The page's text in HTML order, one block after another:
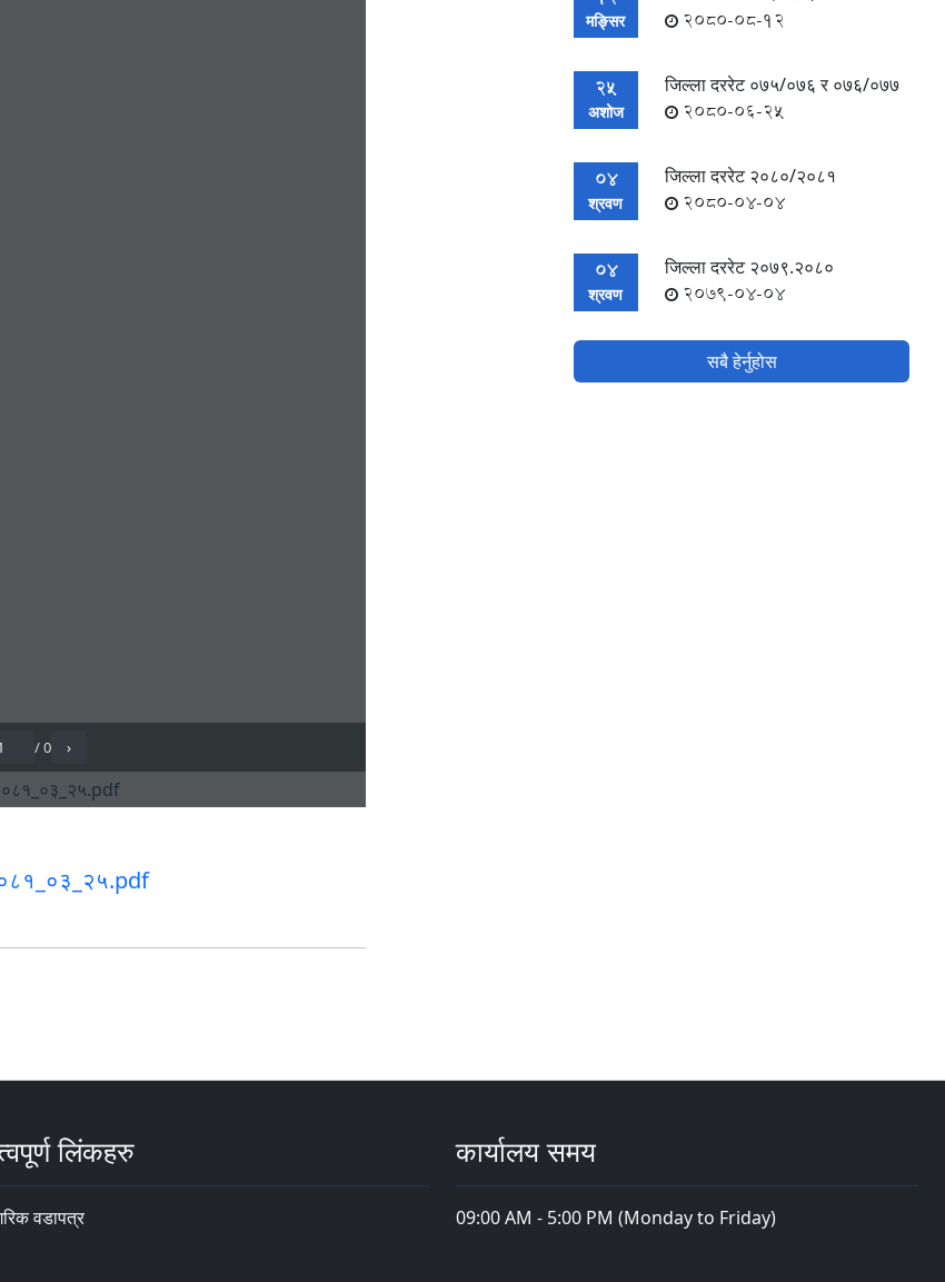
मङ्सिर 2080-08-12
25
अशोज
जिल्ला दररेट ०७५/०७६ र ०७६/०७७
2080-06-25
04
श्रवण
जिल्ला दररेट २०८०/२०८१
2080-04-04
04
श्रवण
जिल्ला दररेट २०७९.२०८०
2079-04-04
सबै हेर्नुहोस
लिंकहरु
वडापत्र
कार्यालय समय
09:00 AM - 5:00 PM (Monday to Friday)